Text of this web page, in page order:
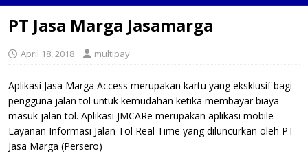
PT Jasa Marga Jasamarga
April 18, 2018 multipay
Aplikasi Jasa Marga Access merupakan kartu yang eksklusif bagi
pengguna jalan tol untuk kemudahan ketika membayar biaya
masuk jalan tol. Aplikasi JMCARe merupakan aplikasi mobile
Layanan Informasi Jalan Tol Real Time yang diluncurkan oleh PT
Jasa Marga (Persero)